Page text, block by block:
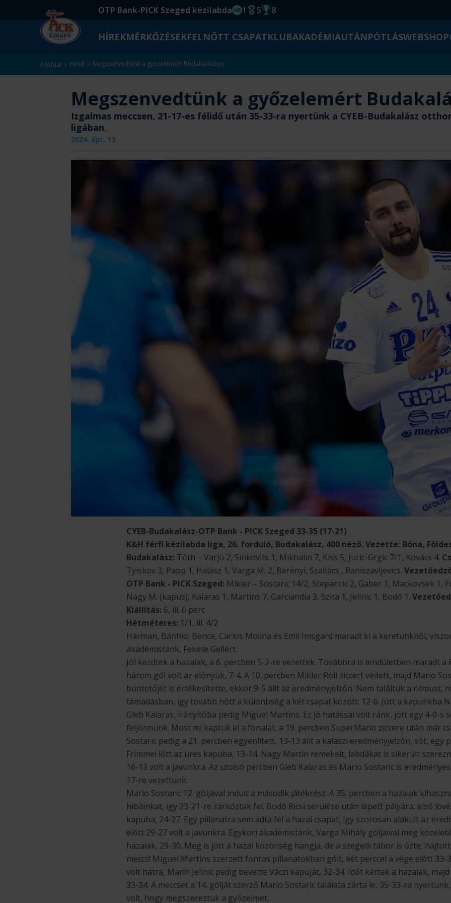
OTP Bank-PICK Szeged kézilabda
EHF kupagyőzelem 2014
1
Magyar Bajnoki cím
5
Magyar-Kupa győzelem
8
HÍREKMÉRKŐZÉSEKFELNŐTT CSAPATKLUBAKADÉMIAUTÁNPÓTLÁSWEBSHOP
Főoldal Hírek Megszenvedtünk a győzelemért Budakalászon
Megszenvedtünk a győzelemért
Izgalmas meccsen, 21-17-es félidő után 35-33-ra nyertünk a CYEB-Budakalász
ligában.
2024. ápr. 13.
CYEB-Budakalász-OTP Bank - PICK Szeged 33-35 (17-21)
K&H férfi kézilabda liga, 26. forduló, Budakalász, 400 néző. Vezette: Bóna,
Budakalász: Tóth – Varjú 2, Sinkovits 1, Mikhalin 7, Kiss 5, Juric-Grgic 7/1, Kovács 4.
Tyiskov 3, Papp 1, Halász 1, Varga M. 2, Berényi, Szakács , Raniszavljevics.
OTP Bank - PICK Szeged: Mikler – Sostaric 14/2, Stepancic 2, Gaber 1, Mackovsek 1,
Nagy M. (kapus), Kalaras 1, Martins 7, Garciandia 3, Szita 1, Jelinic 1, Bodó 1.
Kiállítás: 6, ill. 6 perc
Hétméteres: 1/1, ill. 4/2
Hárman, Bánhidi Bence, Carlos Molina és Emil Imsgard maradt ki a keretünkből,
akadémistánk, Fekete Gellért.
Jól kezdtek a hazaiak, a 6. percben 5-2-re vezettek. Továbbra is lendületben maradt a
három gól volt az előnyük, 7-4. A 10. percben Mikler Roli ziccert védett, majd Mario
büntetőjét is értékesítette, ekkor 9-5 állt az eredményjelzőn. Nem találtuk a ritmust,
támadásban, így tovább nőtt a különbség a két csapat között: 12-6. Jött a kapunkba
Gleb Kalaras, irányítóba pedig Miguel Martins. Ez jó hatással volt ránk, jött egy 4-0-s
feljönnünk. Most mi kaptuk el a fonalat, a 19. percben SuperMario ziccere után már
Sostaric pedig a 21. percben egyenlített, 13-13 állt a kalászi eredményjelzőn, sőt, egy
Frimmel lőtt az üres kapuba, 13-14. Nagy Martin remekelt, labdákat is sikerült
16-13 volt a javunkra. Az utolsó percben Gleb Kalaras és Mario Sostaric is
17-re vezettünk.
Mario Sostaric 12. góljával indult a második játékrész. A 35. percben a hazaiak
hibáinkat, így 23-21-re zárkóztak fel. Bodó Ricsi sérülése után lépett pályára, első
kapuba, 24-27. Egy pillanatra sem adta fel a hazai csapat, így szorosan alakult az
előtt 29-27 volt a javunkra. Egykori akadémistánk, Varga Mihály góljaival még
hazaiak, 29-30. Meg is jött a hazai közönség hangja, de a szegedi tábor is űzte,
meccs! Miguel Martins szerzett fontos pillanatokban gólt, két perccel a vége előtt 33-
volt hátra, Marin Jelinic pedig bevette Váczi kapuját, 32-34. Időt kértek a hazaiak,
33-34. A meccset a 14. gólját szerző Mario Sostaric találata zárta le, 35-33-ra
volt, hogy megszereztük a győzelmet.